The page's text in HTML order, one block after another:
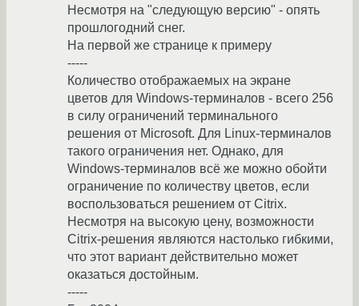
Несмотря на "следующую версию" - опять
прошлогодний снег.
На первой же странице к примеру
-----
Количество отображаемых на экране
цветов для Windows-терминалов - всего 256
в силу ограничений терминального
решения от Microsoft. Для Linux-терминалов
такого ограничения нет. Однако, для
Windows-терминалов всё же можно обойти
ограничение по количеству цветов, если
воспользоваться решением от Citrix.
Несмотря на высокую цену, возможности
Citrix-решения являются настолько гибкими,
что этот вариант действительно может
оказаться достойным.
-----